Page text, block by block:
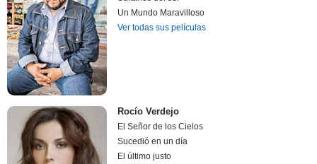
Un Mundo Maravilloso
Ver todas sus películas
Rocío Verdejo
El Señor de los Cielos
Sucedió en un día
El último justo